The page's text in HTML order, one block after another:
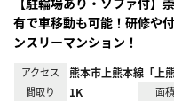
有で車移動も可能！研修や
ンスリーマンション！
アクセス 熊本市上熊本線「上
間取り 1K 面積